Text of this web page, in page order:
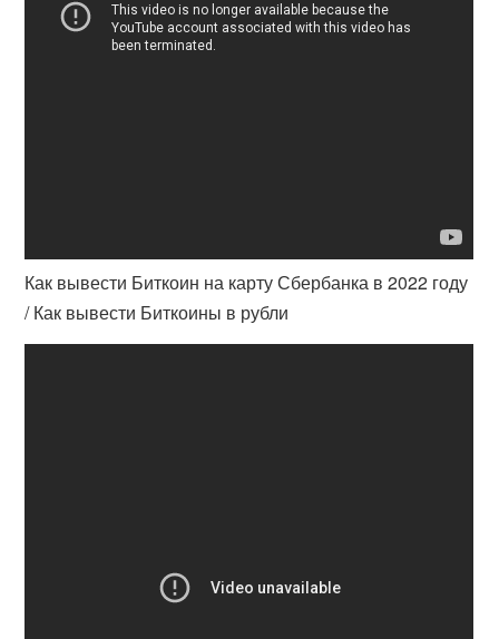
Как вывести Биткоин на карту Сбербанка в 2022 году
/ Как вывести Биткоины в рубли